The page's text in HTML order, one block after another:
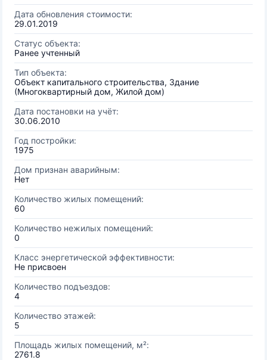
Дата обновления стоимости:
29.01.2019
Статус объекта:
Ранее учтенный
Тип объекта:
Объект капитального строительства, Здание
(Многоквартирный дом, Жилой дом)
Дата постановки на учёт:
30.06.2010
Год постройки:
1975
Дом признан аварийным:
Нет
Количество жилых помещений:
60
Количество нежилых помещений:
0
Класс энергетической эффективности:
Не присвоен
Количество подъездов:
4
Количество этажей:
5
Площадь жилых помещений, м²:
2761.8